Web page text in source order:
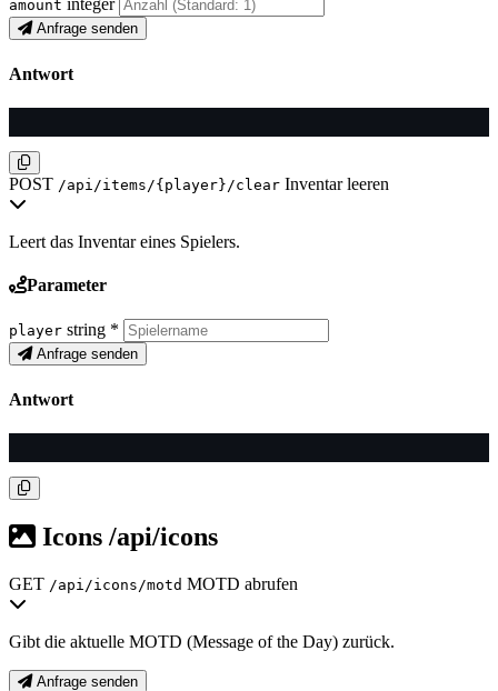
amount integer
Anfrage senden
Antwort
POST /api/items/{player}/clear Inventar leeren
Leert das Inventar eines Spielers.
Parameter
player string *
Anfrage senden
Antwort
Icons /api/icons
GET /api/icons/motd MOTD abrufen
Gibt die aktuelle MOTD (Message of the Day) zurück.
Anfrage senden